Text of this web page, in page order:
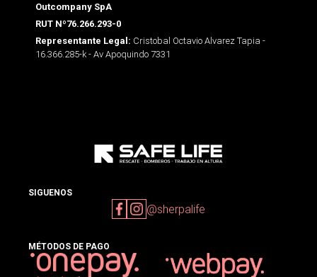
Outcompany SpA
RUT Nº76.266.293-0
Representante Legal: Cristobal Octavio Alvarez Tapia -
16.366.285-k - Av Apoquindo 7331
SIGUENOS
@sherpalife
MÉTODOS DE PAGO